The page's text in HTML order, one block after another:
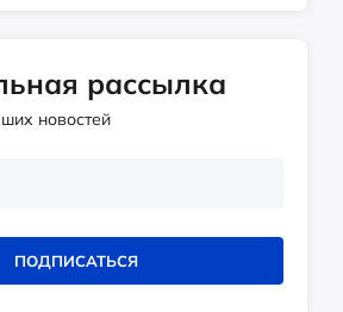
рассылка
новостей
ПОДПИСАТЬСЯ